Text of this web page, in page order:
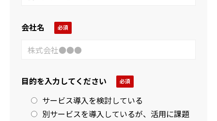
会社名
目的を入力してください
サービス導入を検討している
別サービスを導入しているが、活用に課題